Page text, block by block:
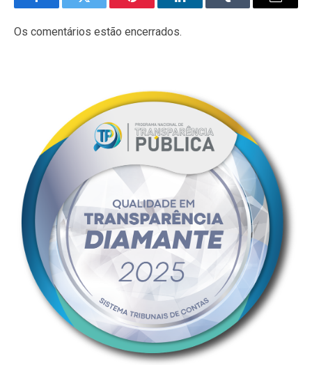
FacebookTwitter Pinterest LinkedInTumblr
E-
Os comentários estão encerrados.